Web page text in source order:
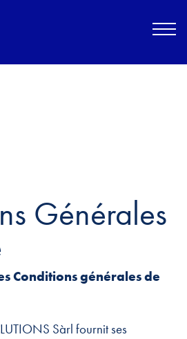
Générales
Conditions générales de
Sàrl fournit ses